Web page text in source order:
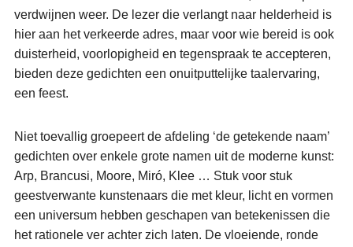
verdwijnen weer. De lezer die verlangt naar helderheid is
hier aan het verkeerde adres, maar voor wie bereid is ook
duisterheid, voorlopigheid en tegenspraak te accepteren,
bieden deze gedichten een onuitputtelijke taalervaring,
een feest.
Niet toevallig groepeert de afdeling ‘de getekende naam’
gedichten over enkele grote namen uit de moderne kunst:
Arp, Brancusi, Moore, Miró, Klee … Stuk voor stuk
geestverwante kunstenaars die met kleur, licht en vormen
een universum hebben geschapen van betekenissen die
het rationele ver achter zich laten. De vloeiende, ronde